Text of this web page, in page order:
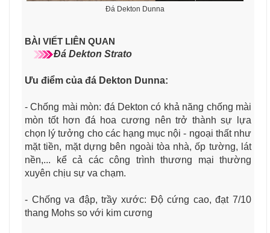
Đá Dekton Dunna
BÀI VIẾT LIÊN QUAN
Đá Dekton Strato
Ưu điểm của đá Dekton Dunna:
- Chống mài mòn: đá Dekton có khả năng chống mài
mòn tốt hơn đá hoa cương nên trở thành sự lựa
chọn lý tưởng cho các hạng mục nội - ngoại thất như
mặt tiền, mặt dựng bên ngoài tòa nhà, ốp tường, lát
nền,... kể cả các công trình thương mại thường
xuyên chịu sự va chạm.
- Chống va đập, trầy xước: Độ cứng cao, đạt 7/10
thang Mohs so với kim cương